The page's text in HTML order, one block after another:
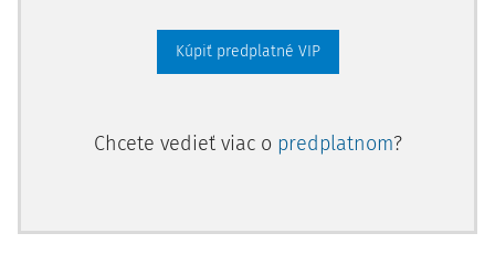
Kúpiť predplatné VIP
Chcete vedieť viac o predplatnom?